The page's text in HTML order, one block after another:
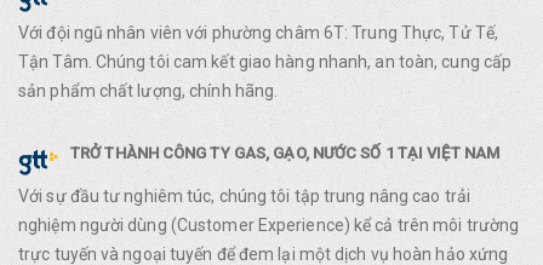
Với đội ngũ nhân viên với phường châm 6T: Trung Thực, Tử Tế,
Tận Tâm. Chúng tôi cam kết giao hàng nhanh, an toàn, cung cấp
sản phẩm chất lượng, chính hãng.
TRỞ THÀNH CÔNG TY GAS, GẠO, NƯỚC SỐ 1 TẠI VIỆT NAM
Với sự đầu tư nghiêm túc, chúng tôi tập trung nâng cao trải
nghiệm người dùng (Customer Experience) kể cả trên môi trường
trực tuyến và ngoại tuyến để đem lại một dịch vụ hoàn hảo xứng